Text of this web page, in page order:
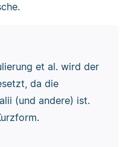
et al. wird der
da die
(und andere) ist.